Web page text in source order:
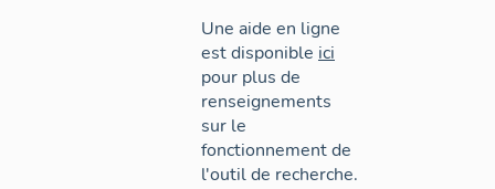
Une aide en ligne
est disponible ici
pour plus de
renseignements
sur le
fonctionnement de
l'outil de recherche.